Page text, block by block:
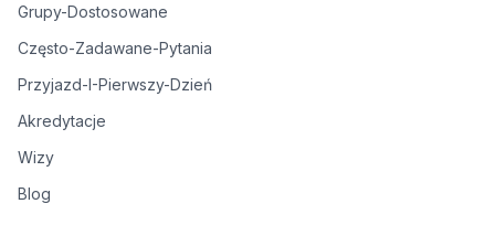
Grupy-Dostosowane
Często-Zadawane-Pytania
Przyjazd-I-Pierwszy-Dzień
Akredytacje
Wizy
Blog